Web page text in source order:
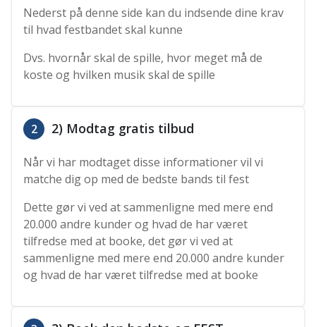
Nederst på denne side kan du indsende dine krav
til hvad festbandet skal kunne
Dvs. hvornår skal de spille, hvor meget må de
koste og hvilken musik skal de spille
2 2) Modtag gratis tilbud
Når vi har modtaget disse informationer vil vi
matche dig op med de bedste bands til fest
Dette gør vi ved at sammenligne med mere end
20.000 andre kunder og hvad de har været
tilfredse med at booke, det gør vi ved at
sammenligne med mere end 20.000 andre kunder
og hvad de har været tilfredse med at booke